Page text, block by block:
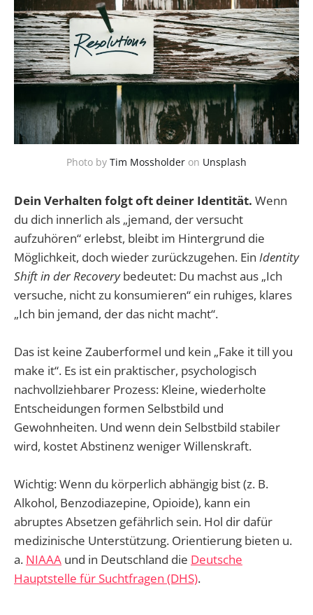
Photo by Tim Mossholder on Unsplash
Dein Verhalten folgt oft deiner Identität. Wenn
du dich innerlich als „jemand, der versucht
aufzuhören“ erlebst, bleibt im Hintergrund die
Möglichkeit, doch wieder zurückzugehen. Ein Identity
Shift in der Recoverybedeutet: Du machst aus „Ich
versuche, nicht zu konsumieren“ ein ruhiges, klares
„Ich bin jemand, der das nicht macht“.
Das ist keine Zauberformel und kein „Fake it till you
make it“. Es ist ein praktischer, psychologisch
nachvollziehbarer Prozess: Kleine, wiederholte
Entscheidungen formen Selbstbild und
Gewohnheiten. Und wenn dein Selbstbild stabiler
wird, kostet Abstinenz weniger Willenskraft.
Wichtig: Wenn du körperlich abhängig bist (z. B.
Alkohol, Benzodiazepine, Opioide), kann ein
abruptes Absetzen gefährlich sein. Hol dir dafür
medizinische Unterstützung. Orientierung bieten u.
a. NIAAA und in Deutschland die Deutsche
Hauptstelle für Suchtfragen (DHS).